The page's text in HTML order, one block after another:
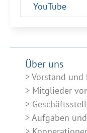
YouTube
Über uns
Vorstand
Mitglieder
Aufgaben